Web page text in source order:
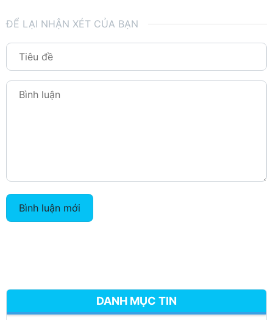
ĐỂ LẠI NHẬN XÉT CỦA BẠN
Bình luận mới
DANH MỤC TIN